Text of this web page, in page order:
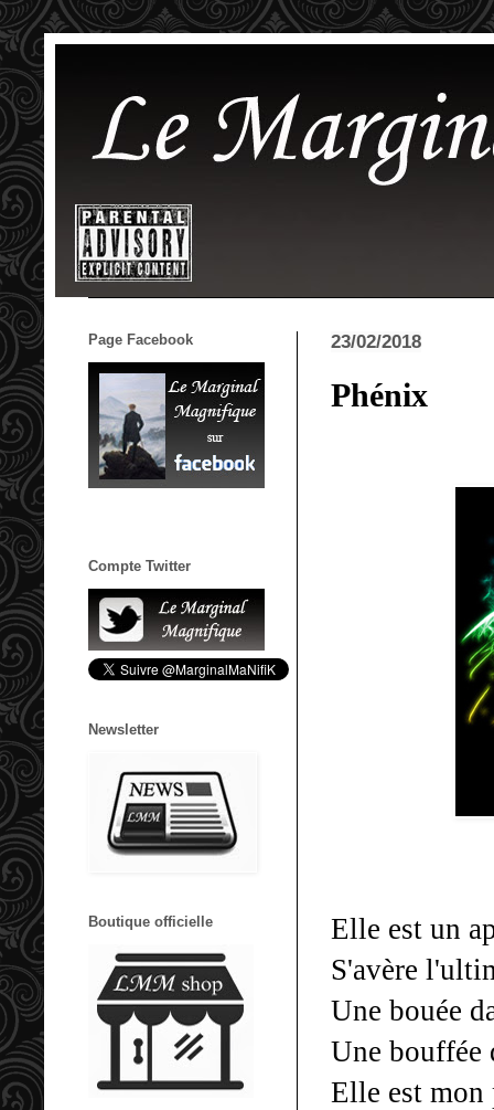
23/02/2018
Phénix
Elle est un
S'avère
Une bouée
Une bouffée
Elle est mon
Page Facebook
Compte Twitter
Newsletter
Boutique officielle